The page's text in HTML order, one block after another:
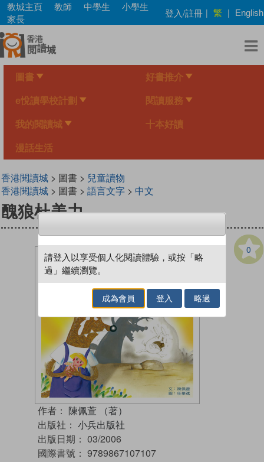
Skip
main
content
教城主頁 教師 中學生
小學生
家長
登入/註冊 | 繁 | English
圖書 好書推介
e悅讀學校計劃 閱讀服務
我的閱讀城 十本好讀
漫話生活
香港閱讀城> 圖書 > 兒童讀物
香港閱讀城> 圖書 > 語言文字> 中文
醜狼杜美力
0
作者： 陳佩萱 （著）
出版社： 小兵出版社
出版日期： 03/2006
國際書號： 9789867107107
請登入以享受個人化閱讀體驗，或按「略
過」繼續瀏覽。
成為會員 登入 略過